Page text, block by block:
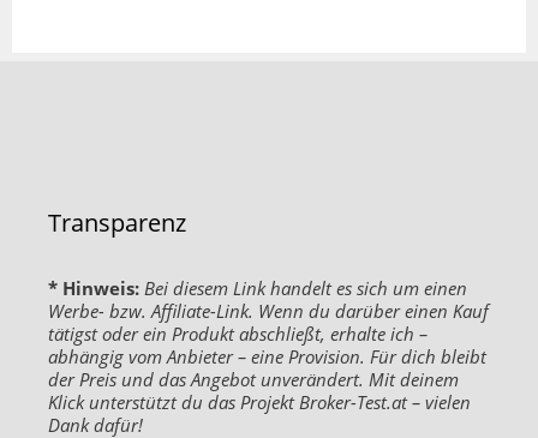
Transparenz
* Hinweis: Bei diesem Link handelt es sich um einen
Werbe- bzw. Affiliate-Link. Wenn du darüber einen Kauf
tätigst oder ein Produkt abschließt, erhalte ich –
abhängig vom Anbieter – eine Provision. Für dich bleibt
der Preis und das Angebot unverändert. Mit deinem
Klick unterstützt du das Projekt Broker-Test.at – vielen
Dank dafür!